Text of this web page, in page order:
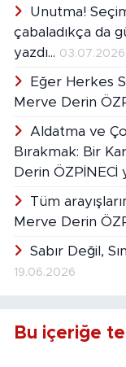
Unutma!
çabaladıkça da
yazdı... 03.07.2026
Eğer Herkes
Merve Derin
Aldatma ve
Bırakmak: Bir
Derin ÖZPİNECİ
Tüm
Merve Derin
Sabır Değil,
19.06.2026
Bu içeriğe